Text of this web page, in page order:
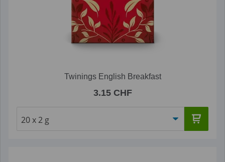
Twinings English Breakfast
3.15 CHF